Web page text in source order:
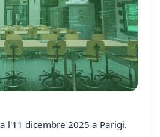
l'11 dicembre 2025 a Parigi.